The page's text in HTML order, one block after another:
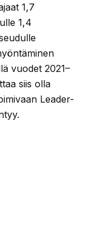
1,7
1,4
vuodet 2021–
siis olla
Leader-